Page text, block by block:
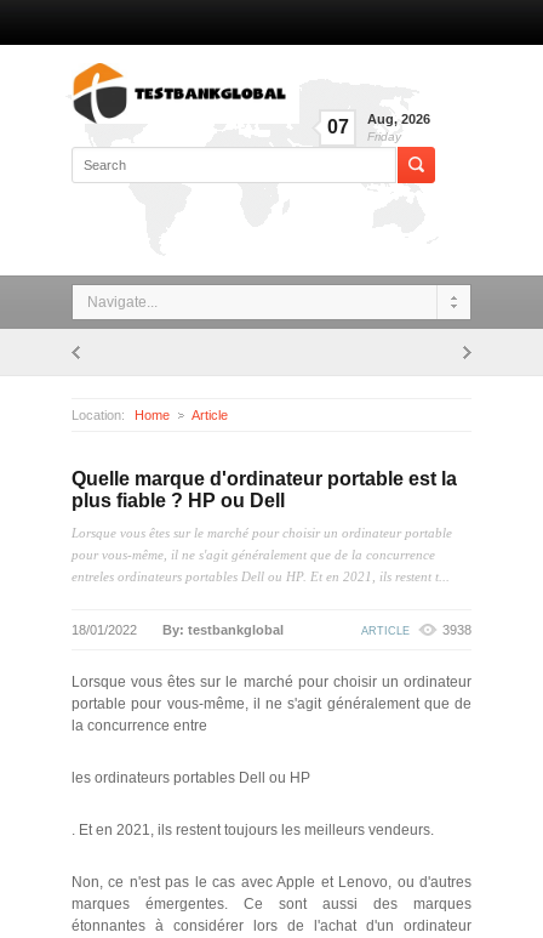
07 Aug, 2026
Friday
Navigate...
Location: Home Article
Quelle marque d'ordinateur portable est la
plus fiable ? HP ou Dell
Lorsque vous êtes sur le marché pour choisir un ordinateur portable
pour vous-même, il ne s'agit généralement que de la concurrence
entreles ordinateurs portables Dell ou HP. Et en 2021, ils restent t...
18/01/2022 By: testbankglobal ARTICLE 3938
Lorsque vous êtes sur le marché pour choisir un ordinateur
portable pour vous-même, il ne s'agit généralement que de
la concurrence entre
les ordinateurs portables Dell ou HP
. Et en 2021, ils restent toujours les meilleurs vendeurs.
Non, ce n'est pas le cas avec Apple et Lenovo, ou d'autres
marques émergentes. Ce sont aussi des marques
étonnantes à considérer lors de l'achat d'un ordinateur